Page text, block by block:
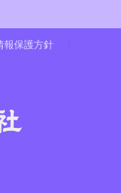
報保護方針